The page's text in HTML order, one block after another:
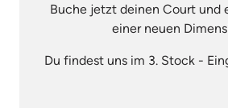
Buche jetzt deinen Court und
einer neuen
Du findest uns im 3. Stock -